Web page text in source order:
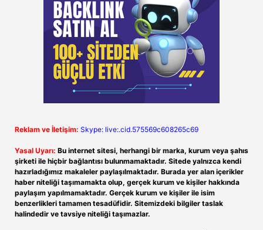
Reklam ve İletişim: Skype: live:.cid.575569c608265c69
Yasal Uyarı: Bu internet sitesi, herhangi bir marka, kurum veya şahıs
şirketi ile hiçbir bağlantısı bulunmamaktadır. Sitede yalnızca kendi
hazırladığımız makaleler paylaşılmaktadır. Burada yer alan içerikler
haber niteliği taşımamakta olup, gerçek kurum ve kişiler hakkında
paylaşım yapılmamaktadır. Gerçek kurum ve kişiler ile isim
benzerlikleri tamamen tesadüfidir. Sitemizdeki bilgiler taslak
halindedir ve tavsiye niteliği taşımazlar.